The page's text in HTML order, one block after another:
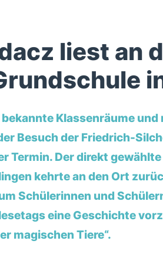
liest an
Klassenräume
Besuch der Friedrich-
Termin. Der direkt
kehrte an den Ort
Schülerinnen und
eine Geschichte
magischen Tiere“.